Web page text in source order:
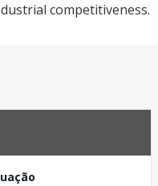
competitiveness.